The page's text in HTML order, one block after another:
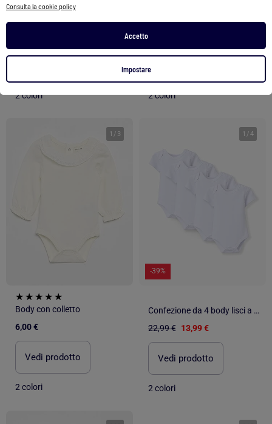
Consulta la cookie policy
Accetto
Impostare
2 colori 2 colori
1 / 3
Body con colletto
6,00 €
Vedi prodotto
2 colori
1 /4
-39%
Confezione da 4 body lisci a manica corta
22,99 € 13,99 €
Vedi prodotto
2 colori